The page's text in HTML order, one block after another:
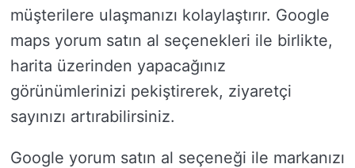
müşterilere ulaşmanızı kolaylaştırır. Google
maps yorum satın al seçenekleri ile birlikte,
harita üzerinden yapacağınız
görünümlerinizi pekiştirerek, ziyaretçi
sayınızı artırabilirsiniz.
Google yorum satın al seçeneği ile markanızı